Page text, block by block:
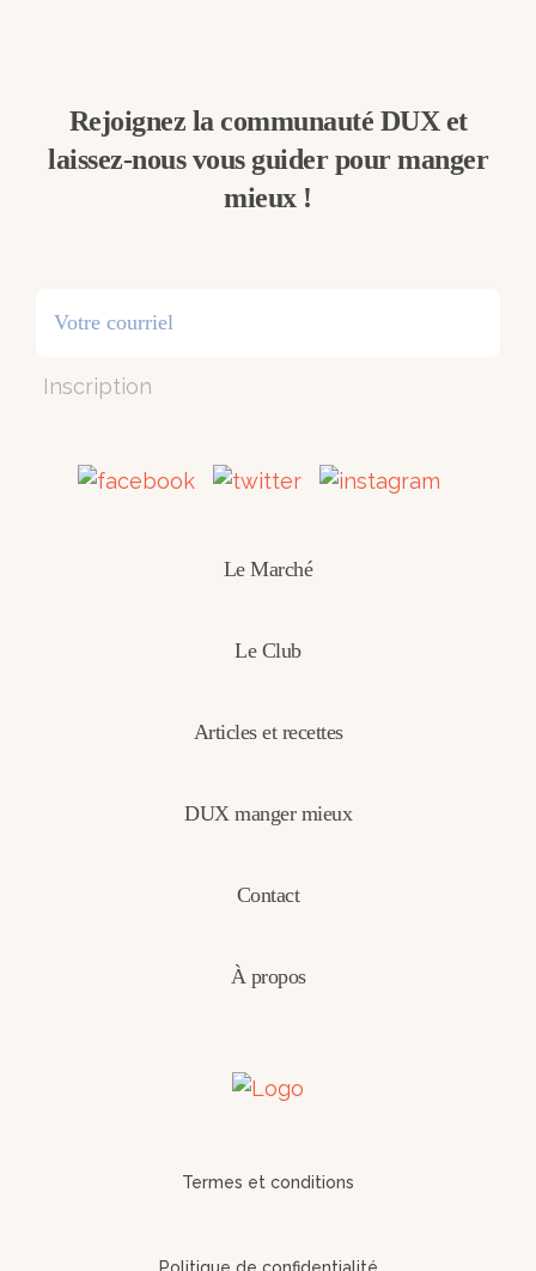
Rejoignez la communauté DUX et
laissez-nous vous guider pour manger
mieux !
Inscription
Le Marché
Le Club
Articles et recettes
DUX manger mieux
Contact
À propos
Termes et conditions